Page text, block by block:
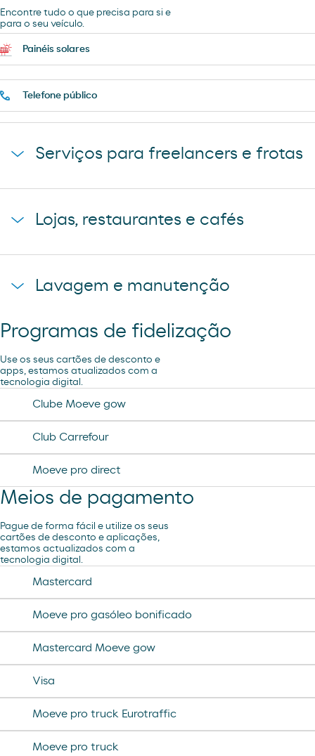
Encontre tudo o que precisa para si e
para o seu veículo.
Painéis solares
Telefone público
Serviços para freelancers e frotas
Chuveiros
Lojas, restaurantes e cafés
Lavagem e manutenção
Lavagem Manual – Jet Wash
Aspiração
Programas de fidelização
Use os seus cartões de desconto e
apps, estamos atualizados com a
tecnologia digital.
Clube Moeve gow
Club Carrefour
Moeve pro direct
Meios de pagamento
Pague de forma fácil e utilize os seus
cartões de desconto e aplicações,
estamos actualizados com a
tecnologia digital.
Mastercard
Moeve pro gasóleo bonificado
Mastercard Moeve gow
Visa
Moeve pro truck Eurotraffic
Moeve pro truck